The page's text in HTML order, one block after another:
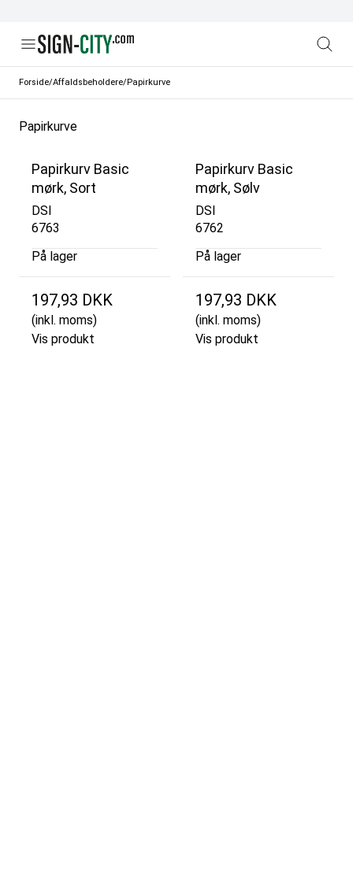
Forside/Affaldsbeholdere/Papirkurve
Papirkurve
Papirkurv Basic
mørk, Sort
DSI
6763
På lager
197,93 DKK
(inkl. moms)
Vis produkt
Papirkurv Basic
mørk, Sølv
DSI
6762
På lager
197,93 DKK
(inkl. moms)
Vis produkt